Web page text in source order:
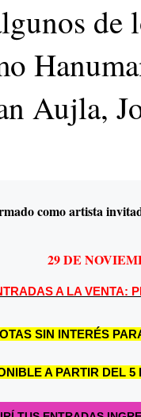
de
Aujla,
como artista
29 DE
A LA VENTA:
SIN INTERÉS
A PARTIR DEL